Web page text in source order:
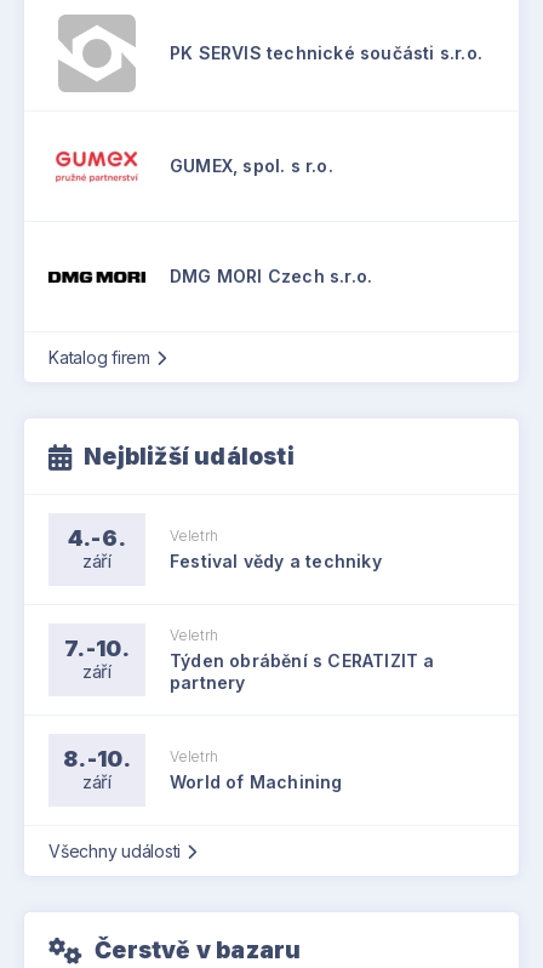
PK SERVIS technické součásti s.r.o.
GUMEX, spol. s r.o.
DMG MORI Czech s.r.o.
Katalog firem
Nejbližší události
4.-6.
září
Veletrh
Festival vědy a techniky
7.-10.
září
Veletrh
Týden obrábění s CERATIZIT a
partnery
8.-10.
září
Veletrh
World of Machining
Všechny události
Čerstvě v bazaru